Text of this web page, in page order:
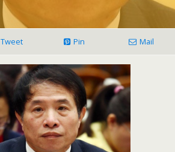
Tweet Pin Mail